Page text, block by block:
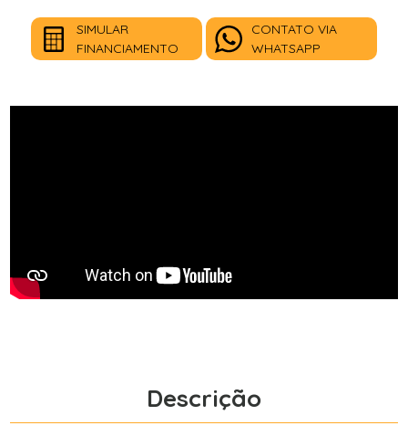
SIMULAR
FINANCIAMENTO
CONTATO VIA
WHATSAPP
Descrição